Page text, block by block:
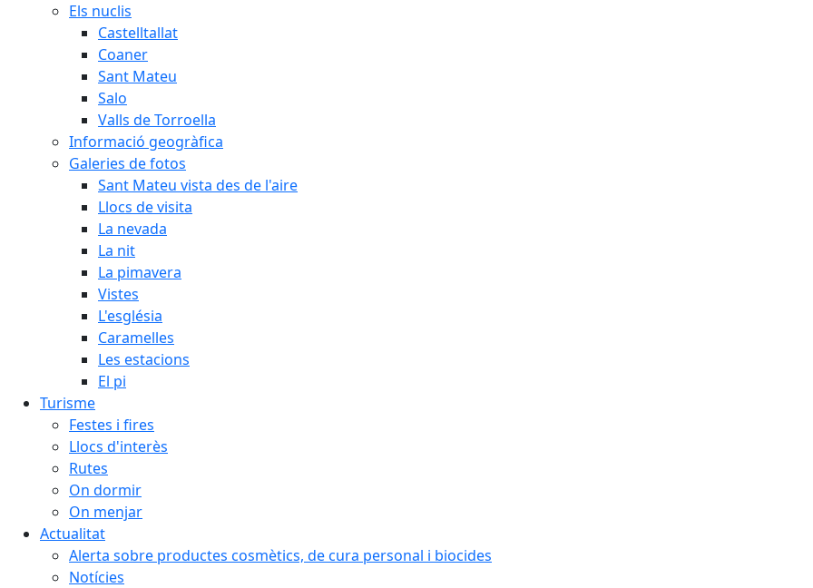
Els nuclis
Castelltallat
Coaner
Sant Mateu
Salo
Valls de Torroella
Informació geogràfica
Galeries de fotos
Sant Mateu vista des de l'aire
Llocs de visita
La nevada
La nit
La pimavera
Vistes
L'església
Caramelles
Les estacions
El pi
Turisme
Festes i fires
Llocs d'interès
Rutes
On dormir
On menjar
Actualitat
Alerta sobre productes cosmètics, de cura personal i biocides
Notícies